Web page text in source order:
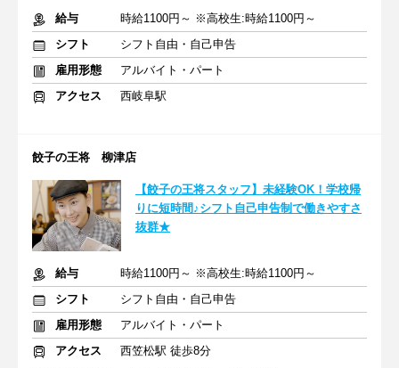
給与
時給1100円～ ※高校生:時給1100円～
シフト
シフト自由・自己申告
雇用形態
アルバイト・パート
アクセス
西岐阜駅
餃子の王将 柳津店
【餃子の王将スタッフ】未経験OK！学校帰
りに短時間♪シフト自己申告制で働きやすさ
抜群★
給与
時給1100円～ ※高校生:時給1100円～
シフト
シフト自由・自己申告
雇用形態
アルバイト・パート
アクセス
西笠松駅 徒歩8分